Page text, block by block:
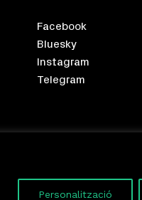
Personalització
Facebook
Bluesky
Instagram
Telegram